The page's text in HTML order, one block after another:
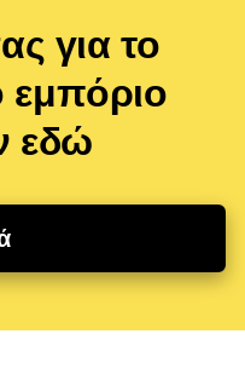
για το
εμπόριο
εδώ